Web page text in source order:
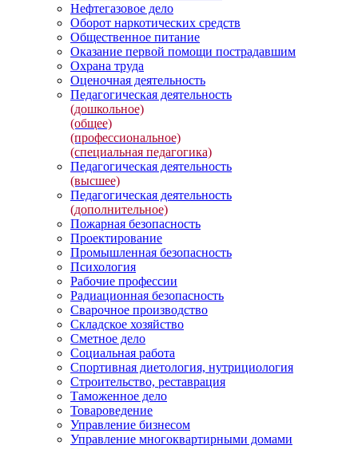
Нефтегазовое дело
Оборот наркотических средств
Общественное питание
Оказание первой помощи пострадавшим
Охрана труда
Оценочная деятельность
Педагогическая деятельность
(дошкольное)
(общее)
(профессиональное)
(специальная педагогика)
Педагогическая деятельность
(высшее)
Педагогическая деятельность
(дополнительное)
Пожарная безопасность
Проектирование
Промышленная безопасность
Психология
Рабочие профессии
Радиационная безопасность
Сварочное производство
Складское хозяйство
Сметное дело
Социальная работа
Спортивная диетология, нутрициология
Строительство, реставрация
Таможенное дело
Товароведение
Управление бизнесом
Управление многоквартирными домами